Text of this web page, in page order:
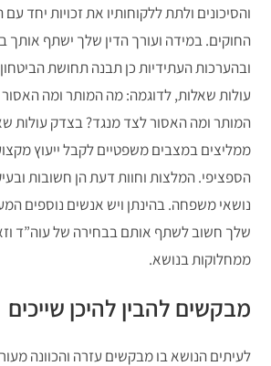
והסיכונים ולתת ללקוחותיו את זכויות יחד
החוקים. במידה ועורך הדין שלך ישתף אותך
ובהערכות העתידיות כן תבנה תחושת
עולות שאלות, לדוגמה: מה המותר ומה
המותר ומה האסור לצד מנגד? בצדק עולות
ממליצים במצבים משפטיים לקבל ייעוץ
הספציפי. המלצות וחוות דעת הן חשובות
נושאי משפחה. בהינתן ויש אנשים נוספים
שלך חשוב לשתף אותם בבחירה של עוה”ד
ממחלוקות בנושא.
מבקשים להבין להיכן שייכים
לעיתים הנושא בו מבקשים עזרה והכוונה